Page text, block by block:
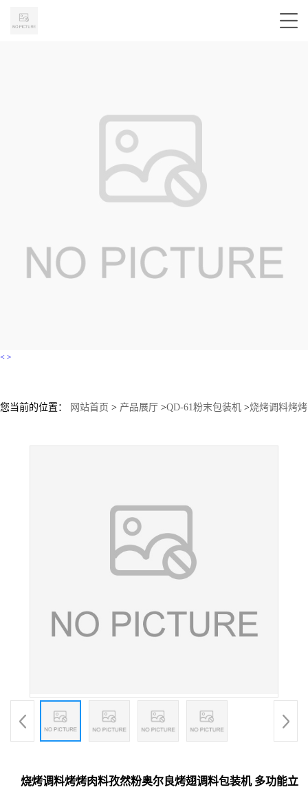
< >
您当前的位置： 网站首页 > 产品展厅 >QD-61粉末包装机 >烧烤调料烤烤
烧烤调料烤烤肉料孜然粉奥尔良烤翅调料包装机 多功能立